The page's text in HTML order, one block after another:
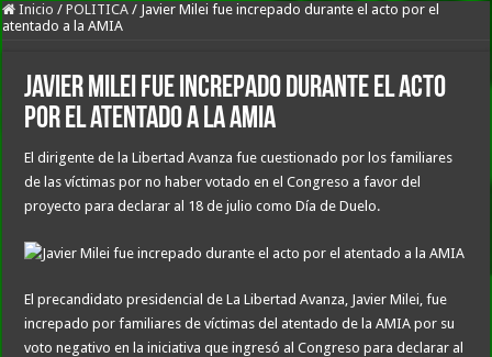
Inicio / POLITICA / Javier Milei fue increpado durante el acto por el
atentado a la AMIA
Javier Milei fue increpado durante el acto
por el atentado a la AMIA
El dirigente de la Libertad Avanza fue cuestionado por los familiares
de las víctimas por no haber votado en el Congreso a favor del
proyecto para declarar al 18 de julio como Día de Duelo.
El precandidato presidencial de La Libertad Avanza, Javier Milei, fue
increpado por familiares de víctimas del atentado de la AMIA por su
voto negativo en la iniciativa que ingresó al Congreso para declarar al